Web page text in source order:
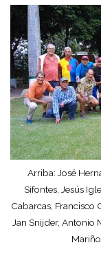
Arriba: José
Sifontes, Jesús
Cabarcas, Francisco
Jan Snijder, Antonio